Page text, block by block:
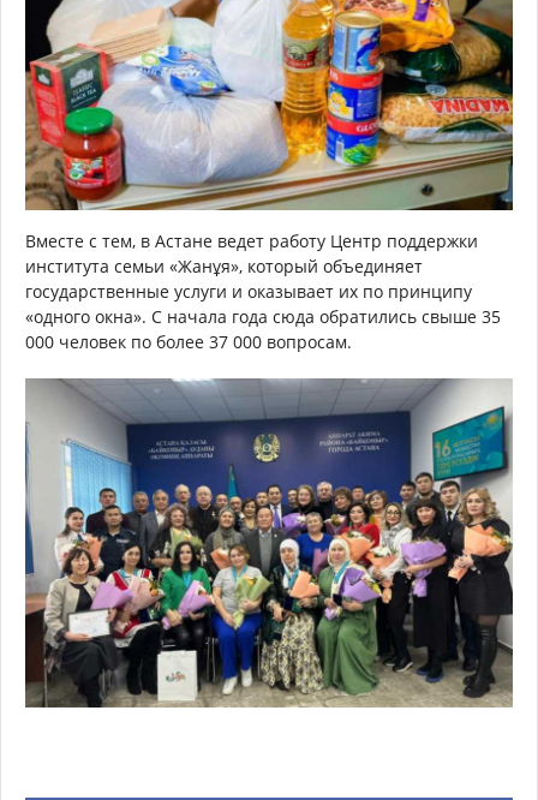
Вместе с тем, в Астане ведет работу Центр поддержки
института семьи «Жанұя», который объединяет
государственные услуги и оказывает их по принципу
«одного окна». С начала года сюда обратились свыше 35
000 человек по более 37 000 вопросам.